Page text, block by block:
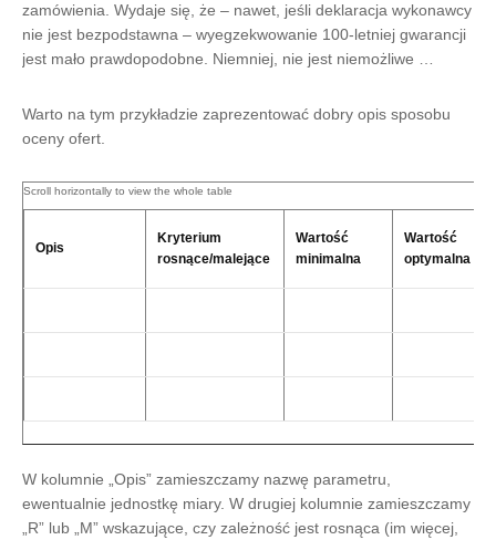
zamówienia. Wydaje się, że – nawet, jeśli deklaracja wykonawcy
nie jest bezpodstawna – wyegzekwowanie 100-letniej gwarancji
jest mało prawdopodobne. Niemniej, nie jest niemożliwe …
Warto na tym przykładzie zaprezentować dobry opis sposobu
oceny ofert.
Opis
Kryterium
rosnące/malejące
Wartość
minimalna
Wartość
optymalna
W kolumnie „Opis” zamieszczamy nazwę parametru,
ewentualnie jednostkę miary. W drugiej kolumnie zamieszczamy
„R” lub „M” wskazujące, czy zależność jest rosnąca (im więcej,